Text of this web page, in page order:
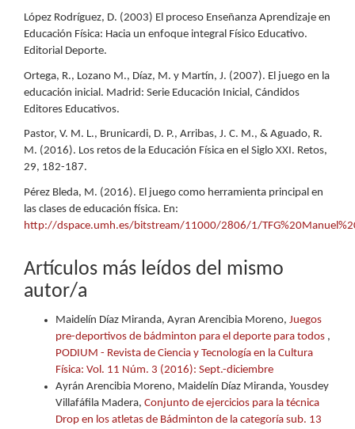
López Rodríguez, D. (2003) El proceso Enseñanza Aprendizaje en
Educación Física: Hacia un enfoque integral Físico Educativo.
Editorial Deporte.
Ortega, R., Lozano M., Díaz, M. y Martín, J. (2007). El juego en la
educación inicial. Madrid: Serie Educación Inicial, Cándidos
Editores Educativos.
Pastor, V. M. L., Brunicardi, D. P., Arribas, J. C. M., & Aguado, R.
M. (2016). Los retos de la Educación Física en el Siglo XXI. Retos,
29, 182-187.
Pérez Bleda, M. (2016). El juego como herramienta principal en
las clases de educación física. En:
http://dspace.umh.es/bitstream/11000/2806/1/
Artículos más leídos del mismo
autor/a
Maidelín Díaz Miranda, Ayran Arencibia Moreno, Juegos
pre-deportivos de bádminton para el deporte para todos ,
PODIUM - Revista de Ciencia y Tecnología en la Cultura
Física: Vol. 11 Núm. 3 (2016): Sept.-diciembre
Ayrán Arencibia Moreno, Maidelín Díaz Miranda, Yousdey
Villafáfila Madera, Conjunto de ejercicios para la técnica
Drop en los atletas de Bádminton de la categoría sub. 13